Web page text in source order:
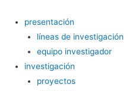
contenido
presentación
líneas de investigación
equipo investigador
investigación
proyectos